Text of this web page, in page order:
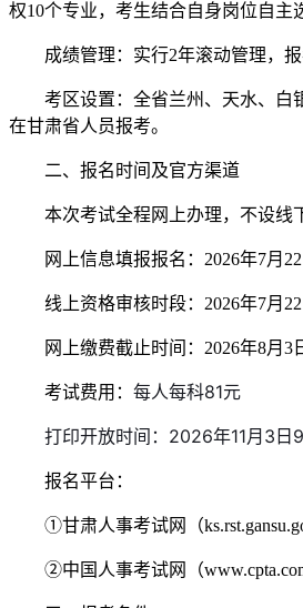
权10个专业，考生结合自身岗位自主
成绩管理：实行2年滚动管理，
考区设置：全省兰州、天水、白
在甘肃省人员报考。
二、报名时间及官方渠道
本次考试全程网上办理，不设线
网上信息填报报名：2026年7月
线上资格审核时段：2026年7月
网上缴费截止时间：2026年8月3
考试费用： 每人每科81元
打印开放时间：2026年11月3日
报名平台：
①甘肃人事考试网（
②中国人事考试网（